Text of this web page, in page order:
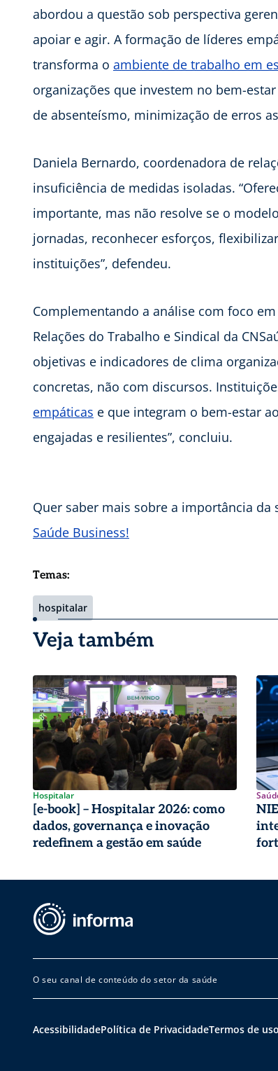
abordou a questão sob perspectiva
apoiar e agir. A formação de líderes
transforma o ambiente de trabalho em
organizações que investem no bem-
de absenteísmo, minimização de erros
Daniela Bernardo, coordenadora de
insuficiência de medidas isoladas.
importante, mas não resolve se o
jornadas, reconhecer esforços,
instituições”, defendeu.
Complementando a análise com foco
Relações do Trabalho e Sindical da
objetivas e indicadores de clima
concretas, não com discursos.
empáticas e que integram o bem-estar
engajadas e resilientes”, concluiu.
Quer saber mais sobre a importância da
Saúde Business!
Temas:
hospitalar
Veja também
Hospitalar
[e-book] – Hospitalar 2026: como
dados, governança e inovação
redefinem a gestão em saúde
O seu canal de conteúdo do setor da saúde
AcessibilidadePolítica de PrivacidadeTermos de uso